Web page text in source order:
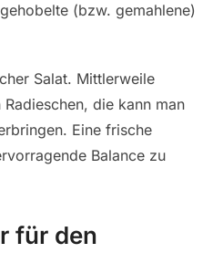
(bzw. gemahlene)
Salat. Mittlerweile
die kann man
Eine frische
Balance zu
für den